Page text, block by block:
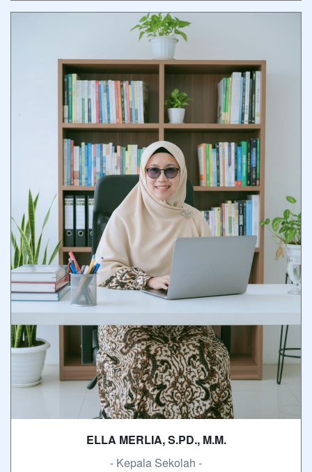
ELLA MERLIA, S.PD., M.M.
- Kepala Sekolah -